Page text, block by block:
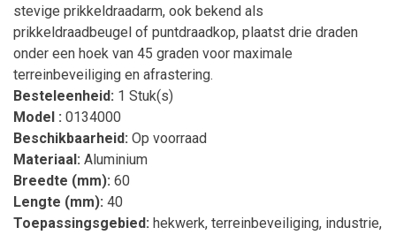
stevige prikkeldraadarm, ook bekend als
prikkeldraadbeugel of puntdraadkop, plaatst drie draden
onder een hoek van 45 graden voor maximale
terreinbeveiliging en afrastering.
Besteleenheid: 1 Stuk(s)
Model : 0134000
Beschikbaarheid: Op voorraad
Materiaal: Aluminium
Breedte (mm): 60
Lengte (mm): 40
Toepassingsgebied: hekwerk, terreinbeveiliging, industrie,